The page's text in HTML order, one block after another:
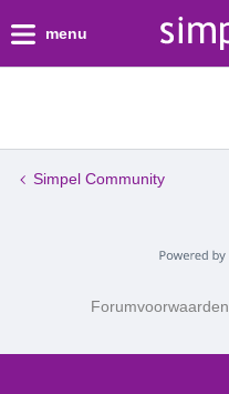
menu
Simpel Community
Forumvoorwaarden